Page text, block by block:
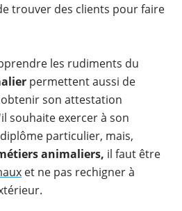
trouver des clients pour faire
les rudiments du
permettent aussi de
son attestation
souhaite exercer à son
particulier, mais,
animaliers, il faut être
et ne pas rechigner à